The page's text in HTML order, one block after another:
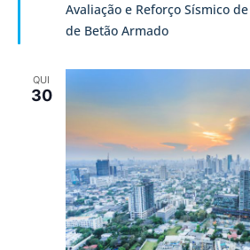
Avaliação e Reforço Sísmico
de Betão Armado
QUI
30